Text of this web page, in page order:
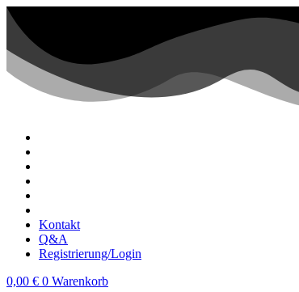
Zum
Inhalt
wechseln
Kontakt
Q&A
Registrierung/Login
0,00 € 0 Warenkorb